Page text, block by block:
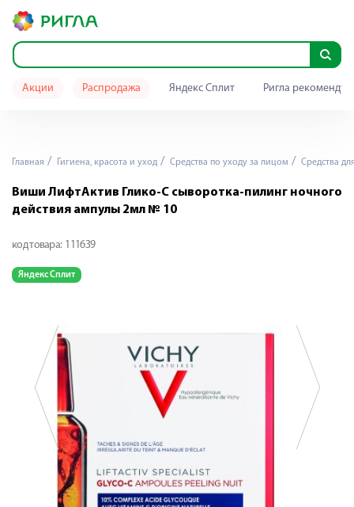
Акции Распродажа Яндекс Сплит Ригла
Главная Гигиена, красота и уход Средства по уходу за лицом Средства
Виши ЛифтАктив Глико-C cыворотка-пилинг ночного
действия ампулы 2мл № 10
код товара: 111639
Яндекс Сплит